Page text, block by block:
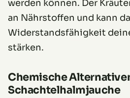
werden können. Der
an Nährstoffen und kann
Widerstandsfähigkeit
stärken.
Chemische
Schachtelhalmjauche